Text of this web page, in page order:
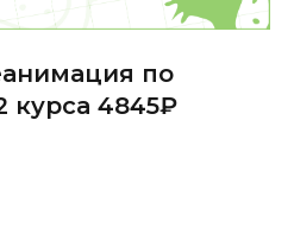
по
курса 4845₽